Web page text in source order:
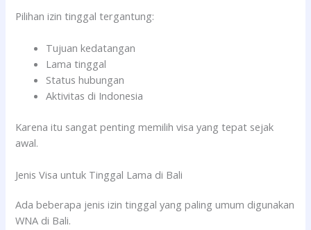
Pilihan izin tinggal tergantung:
Tujuan kedatangan
Lama tinggal
Status hubungan
Aktivitas di Indonesia
Karena itu sangat penting memilih visa yang tepat sejak
awal.
Jenis Visa untuk Tinggal Lama di Bali
Ada beberapa jenis izin tinggal yang paling umum digunakan
WNA di Bali.